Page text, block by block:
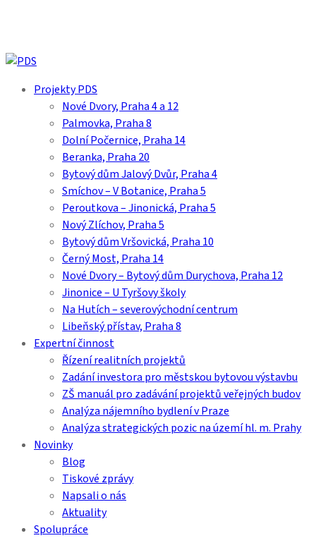
content
search
Menu Projekty PDS
Nové Dvory, Praha 4 a 12
Palmovka, Praha 8
Dolní Počernice, Praha 14
Beranka, Praha 20
Bytový dům Jalový Dvůr, Praha 4
Smíchov – V Botanice, Praha 5
Peroutkova – Jinonická, Praha 5
Nový Zlíchov, Praha 5
Bytový dům Vršovická, Praha 10
Černý Most, Praha 14
Nové Dvory – Bytový dům Durychova, Praha 12
Jinonice – U Tyršovy školy
Na Hutích – severovýchodní centrum
Libeňský přístav, Praha 8
Expertní činnost
Řízení realitních projektů
Zadání investora pro městskou bytovou výstavbu
ZŠ manuál pro zadávání projektů veřejných budov
Analýza nájemního bydlení v Praze
Analýza strategických pozic na území hl. m. Prahy
Novinky
Blog
Tiskové zprávy
Napsali o nás
Aktuality
Spolupráce